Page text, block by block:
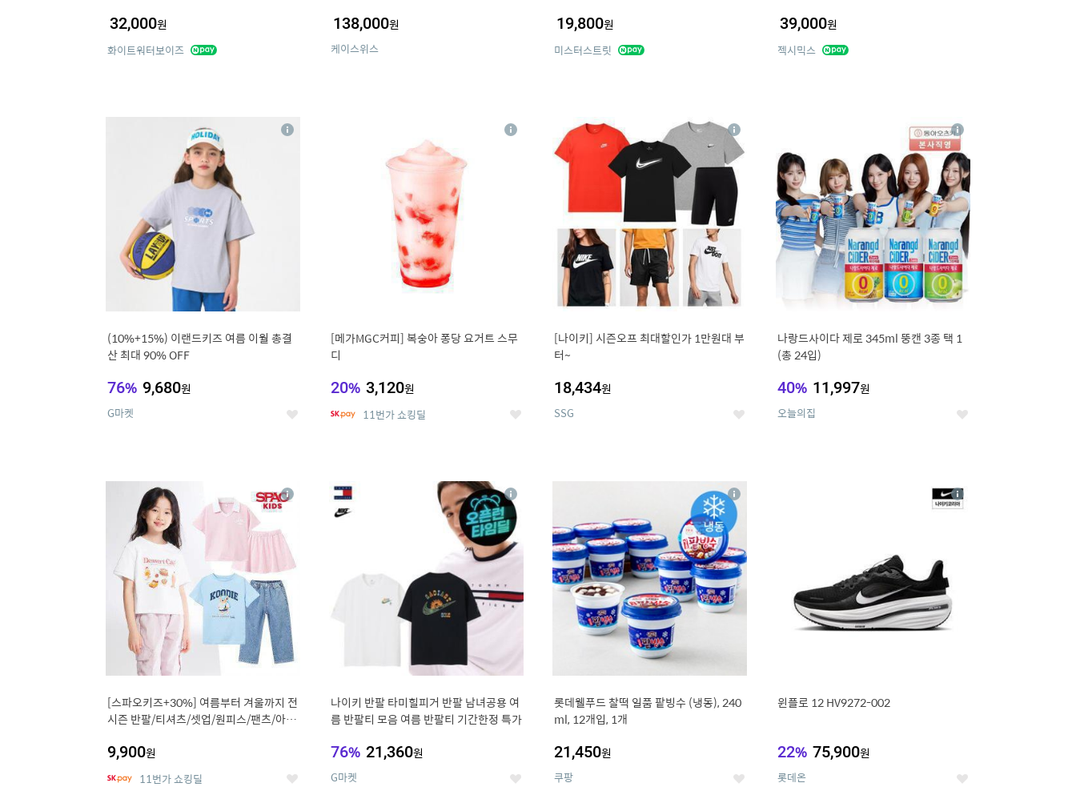
32,000원
화이트워터보이즈
138,000원
케이스위스
19,800원
미스터스트릿
39,000원
젝시믹스
(10%+15%) 이랜드키즈 여름 이월 총결
산 최대 90% OFF
76% 9,680원
G마켓 좋
상
[메가MGC커피] 복숭아 퐁당 요거트 스무
디
20% 3,120원
11번가 쇼킹딜 좋
상
11
[나이키] 시즌오프 최대할인가 1만원대 부
터~
18,434원
SSG 좋
상
세
나랑드사이다 제로 345ml 뚱캔 3종 택 1
(총 24입)
40% 11,997원
오늘의집 좋
상
세
13
[스파오키즈+30%] 여름부터 겨울까지 전
시즌 반팔/티셔츠/셋업/원피스/팬츠/아우
9,900원
11번가 쇼킹딜 좋
상
14
나이키 반팔 타미힐피거 반팔 남녀공용 여
름 반팔티 모음 여름 반팔티 기간한정 특가
76% 21,360원
G마켓 좋
상
세
롯데웰푸드 찰떡 일품 팥빙수 (냉동), 240
ml, 12개입, 1개
21,450원
쿠팡 좋
상
세
윈플로 12 HV9272-002
22% 75,900원
롯데온 좋
상
세